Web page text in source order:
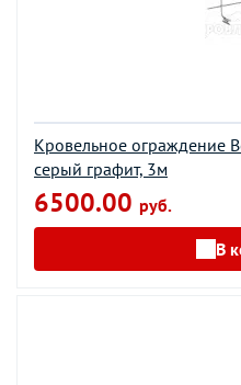
Кровельное ограждение
серый графит, 3м
6500.00 руб.
В